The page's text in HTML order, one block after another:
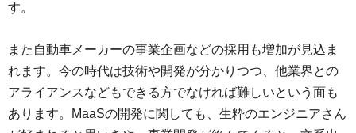
す。
また自動車メーカーの事業企画などの採用も増加が見込ま
れます。今の時代は技術や開発が分かりつつ、他業界との
アライアンスなどもできる方でなければ難しいという面も
あります。MaaSの開発に関しても、生粋のエンジニアさん